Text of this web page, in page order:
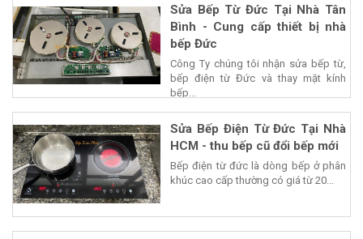
Sửa Bếp Từ Đức Tại Nhà Tân
Bình - Cung cấp thiết bị nhà
bếp Đức
Công Ty chúng tôi nhận sửa bếp từ,
bếp điện từ Đức và thay mặt kính
bếp...
Sửa Bếp Điện Từ Đức Tại Nhà
HCM - thu bếp cũ đổi bếp mới
Bếp điện từ đức là dòng bếp ở phân
khúc cao cấp thường có giá từ 20...